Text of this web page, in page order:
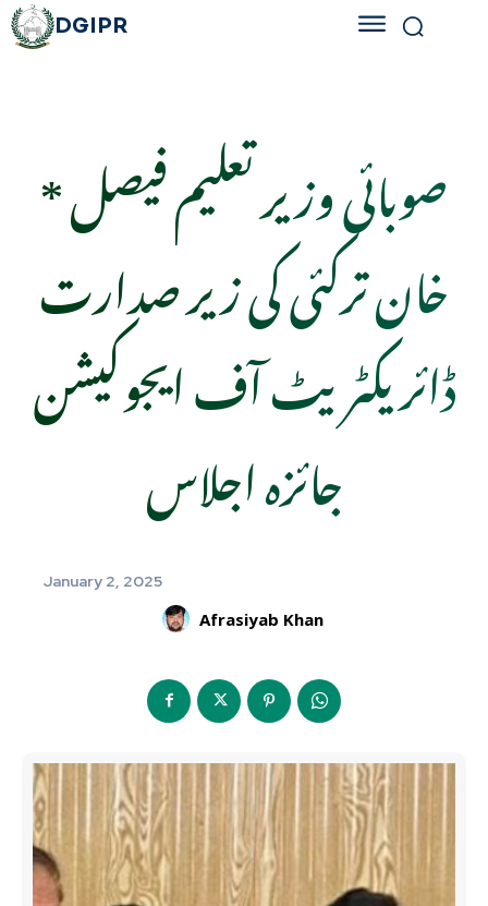
DGIPR
* صوبائی وزیر تعلیم فیصل
خان ترکئی کی زیر صدارت
ڈائریکٹریٹ آف ایجوکیشن
جائزہ اجلاس
January 2, 2025
Afrasiyab Khan